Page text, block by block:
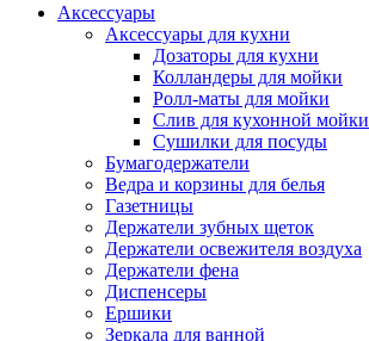
Аксессуары
Аксессуары для кухни
Дозаторы для кухни
Колландеры для мойки
Ролл-маты для мойки
Слив для кухонной мойки
Сушилки для посуды
Бумагодержатели
Ведра и корзины для белья
Газетницы
Держатели зубных щеток
Держатели освежителя воздуха
Держатели фена
Диспенсеры
Ершики
Зеркала для ванной